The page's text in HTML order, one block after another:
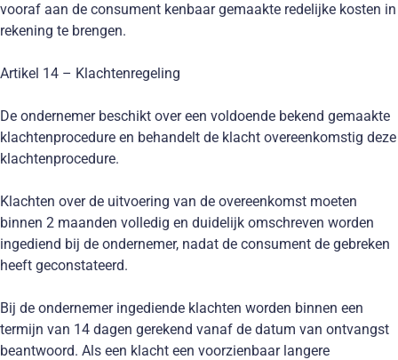
vooraf aan de consument kenbaar gemaakte redelijke kosten in
rekening te brengen.
Artikel 14 – Klachtenregeling
De ondernemer beschikt over een voldoende bekend gemaakte
klachtenprocedure en behandelt de klacht overeenkomstig deze
klachtenprocedure.
Klachten over de uitvoering van de overeenkomst moeten
binnen 2 maanden volledig en duidelijk omschreven worden
ingediend bij de ondernemer, nadat de consument de gebreken
heeft geconstateerd.
Bij de ondernemer ingediende klachten worden binnen een
termijn van 14 dagen gerekend vanaf de datum van ontvangst
beantwoord. Als een klacht een voorzienbaar langere